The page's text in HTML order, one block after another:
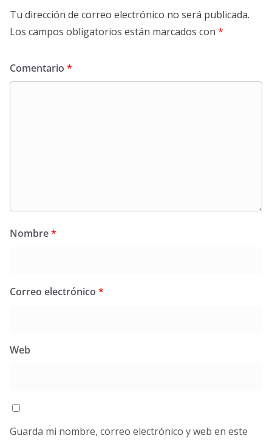
Tu dirección de correo electrónico no será publicada.
Los campos obligatorios están marcados con *
Comentario *
Nombre*
Correo electrónico *
Web
Guarda mi nombre, correo electrónico y web en este